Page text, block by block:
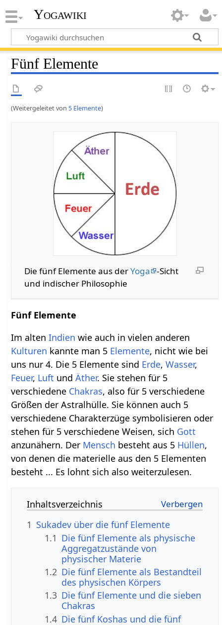
Yogawiki
Fünf Elemente
(Weitergeleitet von 5 Elemente)
Die fünf Elemente aus derYoga
-Sicht
und indischer Philosophie
Fünf Elemente
Im altenIndien wie auch in vielen anderen
Kulturen kannte man 5 Elemente, nicht wie bei
uns nur 4. Die 5 Elemente sind Erde,Wasser,
Feuer, Luft undÄther. Sie stehen für 5
verschiedene Chakras, also für 5 verschiedene
Größen der Astralhülle. Sie können auch 5
verschiedene Charakterzüge symbolisieren oder
stehen für 5 verschiedene Weisen, sich Gott
anzunähern. Der Mensch besteht aus 5 Hüllen,
von denen die materielle aus den 5 Elementen
besteht ... Es lohnt sich also weiterzulesen.
Inhaltsverzeichnis
1 Sukadev über die fünf Elemente
1.1 Die fünf Elemente als physische
Aggregatzustände von
physischer Materie
1.2 Die fünf Elemente als Bestandteil
des physischen Körpers
1.3 Die fünf Elemente und die sieben
Chakras
1.4 Die fünf Koshas und die fünf